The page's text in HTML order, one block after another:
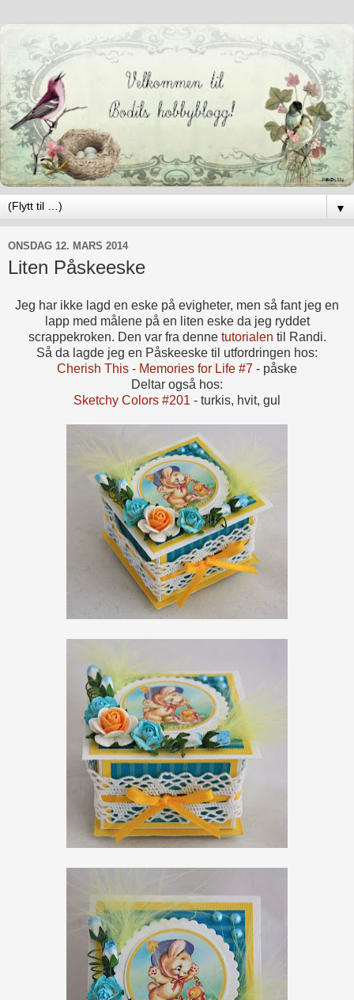
▼
ONSDAG 12. MARS 2014
Liten Påskeeske
Jeg har ikke lagd en eske på evigheter, men så fant jeg en
lapp med målene på en liten eske da jeg ryddet
scrappekroken. Den var fra denne tutorialen til Randi.
Så da lagde jeg en Påskeeske til utfordringen hos:
Cherish This - Memories for Life #7 - påske
Deltar også hos:
Sketchy Colors #201 - turkis, hvit, gul